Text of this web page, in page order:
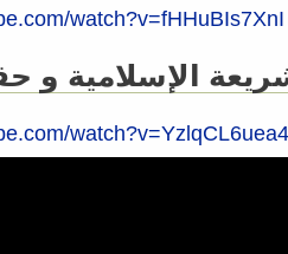
watch?v=fHHuBIs7XnI
الإسلامية و
watch?v=YzlqCL6uea4